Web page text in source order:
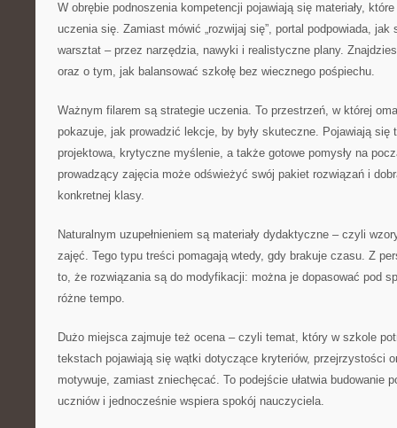
W obrębie podnoszenia kompetencji pojawiają się materiały,
uczenia się. Zamiast mówić „rozwijaj się”, portal podpowiada,
warsztat – przez narzędzia, nawyki i realistyczne plany.
oraz o tym, jak balansować szkołę bez wiecznego pośpiechu.
Ważnym filarem są strategie uczenia. To przestrzeń, w której
pokazuje, jak prowadzić lekcje, by były skuteczne. Pojawiają się
projektowa, krytyczne myślenie, a także gotowe pomysły na
prowadzący zajęcia może odświeżyć swój pakiet rozwiązań i
konkretnej klasy.
Naturalnym uzupełnieniem są materiały dydaktyczne – czyli
zajęć. Tego typu treści pomagają wtedy, gdy brakuje czasu. Z
to, że rozwiązania są do modyfikacji: można je dopasować pod
różne tempo.
Dużo miejsca zajmuje też ocena – czyli temat, który w szkole
tekstach pojawiają się wątki dotyczące kryteriów, przejrzystości
motywuje, zamiast zniechęcać. To podejście ułatwia budowanie
uczniów i jednocześnie wspiera spokój nauczyciela.